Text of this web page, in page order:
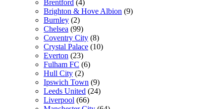
Brentford (4)
Brighton & Hove Albion (9)
Burnley (2)
Chelsea (99)
Coventry City (8)
Crystal Palace (10)
Everton (23)
Fulham FC (6)
Hull City (2)
Ipswich Town (9)
Leeds United (24)
Liverpool (66)